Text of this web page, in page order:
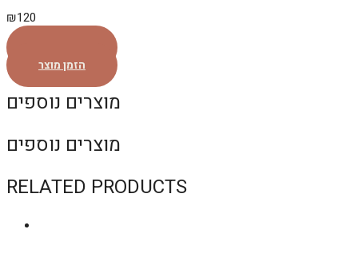
₪120
הזמן מוצר
מוצרים נוספים
מוצרים נוספים
RELATED PRODUCTS